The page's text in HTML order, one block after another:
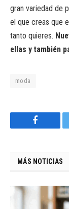
gran variedad de
el que creas que
tanto quieres.
ellas y también
moda
MÁS NOTICIAS